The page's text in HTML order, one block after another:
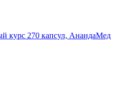
курс 270 капсул, АнандаМед